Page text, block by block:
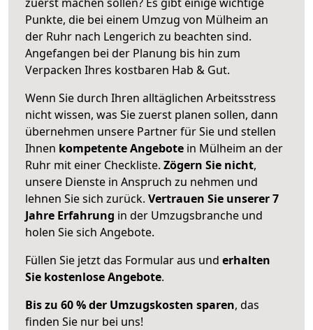
Punkte, die bei einem Umzug von Mülheim an
der Ruhr nach Lengerich zu beachten sind.
Angefangen bei der Planung bis hin zum
Verpacken Ihres kostbaren Hab & Gut.
Wenn Sie durch Ihren alltäglichen Arbeitsstress
nicht wissen, was Sie zuerst planen sollen, dann
übernehmen unsere Partner für Sie und stellen
Ihnen kompetente Angebote in Mülheim an der
Ruhr mit einer Checkliste. Zögern Sie nicht,
unsere Dienste in Anspruch zu nehmen und
lehnen Sie sich zurück. Vertrauen Sie unserer 7
Jahre Erfahrung in der Umzugsbranche und
holen Sie sich Angebote.
Füllen Sie jetzt das Formular aus und erhalten
Sie kostenlose Angebote.
Bis zu 60 % der Umzugskosten sparen, das
finden Sie nur bei uns!